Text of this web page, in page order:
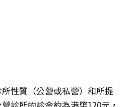
性質（公營或私營）和所提